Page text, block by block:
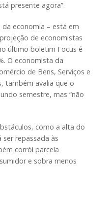
presente agora”.
da economia – está em
de economistas
último boletim Focus é
O economista da
de Bens, Serviços e
também avalia que o
semestre, mas “não
como a alta do
repassada às
corrói parcela
e sobra menos